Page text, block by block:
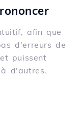
afin que
d'erreurs de
puissent
d'autres.